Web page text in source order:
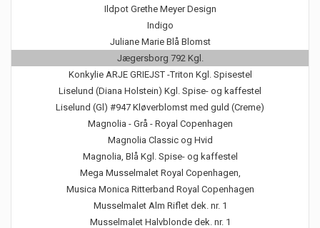
Ildpot Grethe Meyer Design
Indigo
Juliane Marie Blå Blomst
Jægersborg 792 Kgl.
Konkylie ARJE GRIEJST -Triton Kgl. Spisestel
Liselund (Diana Holstein) Kgl. Spise- og kaffestel
Liselund (Gl) #947 Kløverblomst med guld (Creme)
Magnolia - Grå - Royal Copenhagen
Magnolia Classic og Hvid
Magnolia, Blå Kgl. Spise- og kaffestel
Mega Musselmalet Royal Copenhagen,
Musica Monica Ritterband Royal Copenhagen
Musselmalet Alm Riflet dek. nr. 1
Musselmalet Halvblonde dek. nr. 1